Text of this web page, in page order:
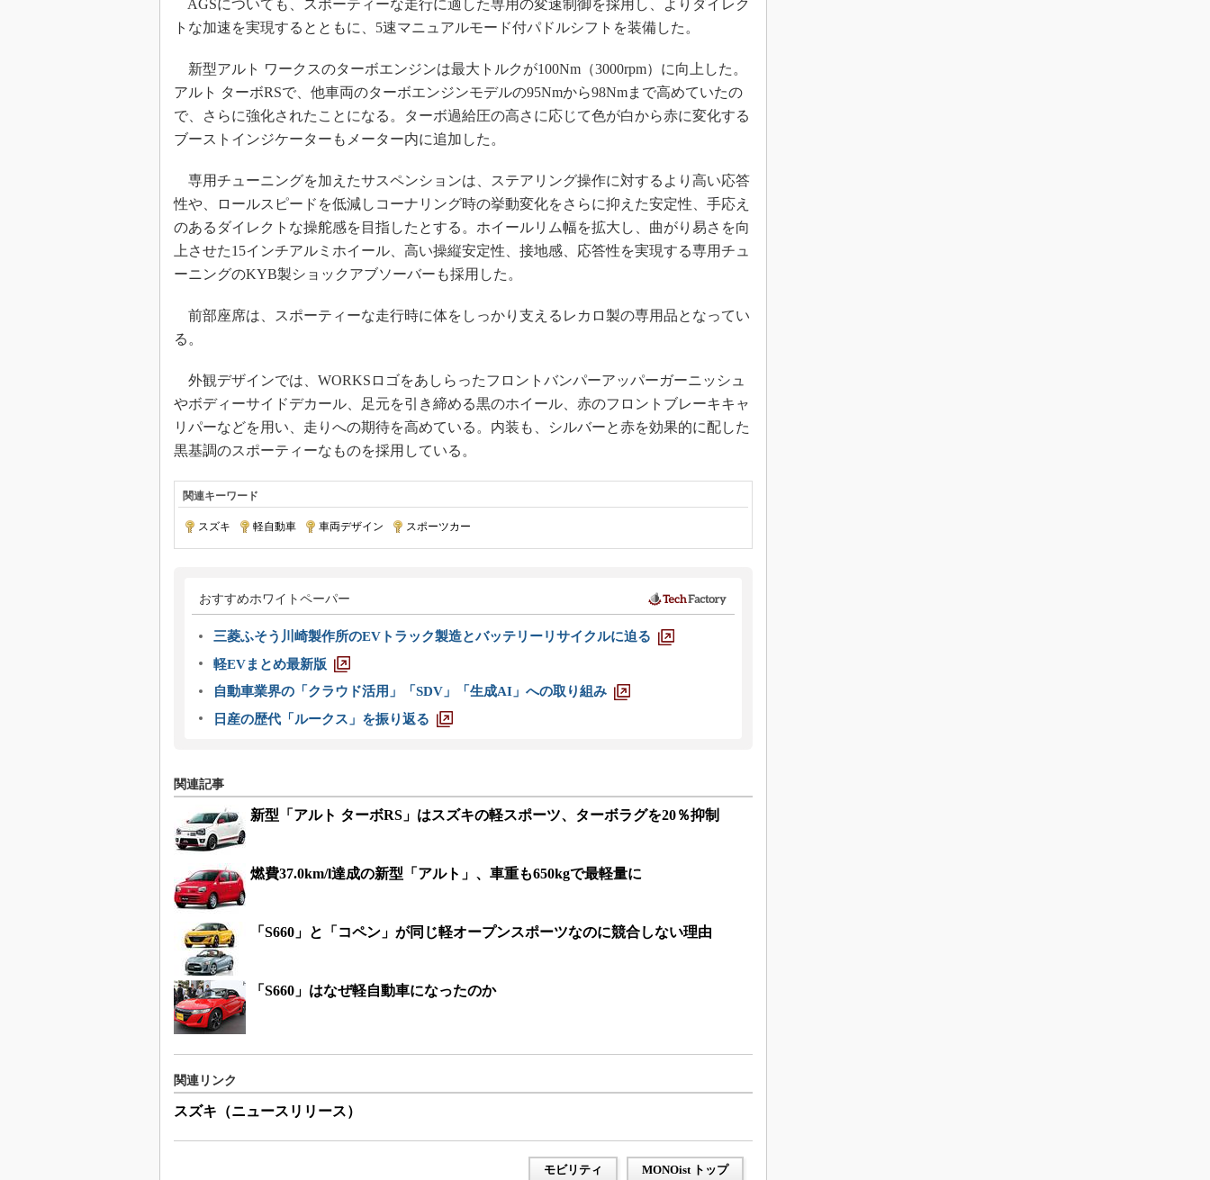
AGSについても、スポーティーな走行に適した専用の変速制御を採用し、よりダイレク
トな加速を実現するとともに、5速マニュアルモード付パドルシフトを装備した。
新型アルト ワークスのターボエンジンは最大トルクが100Nm（3000rpm）に向上した。
アルト ターボRSで、他車両のターボエンジンモデルの95Nmから98Nmまで高めていたの
で、さらに強化されたことになる。ターボ過給圧の高さに応じて色が白から赤に変化する
ブーストインジケーターもメーター内に追加した。
専用チューニングを加えたサスペンションは、ステアリング操作に対するより高い応答
性や、ロールスピードを低減しコーナリング時の挙動変化をさらに抑えた安定性、手応え
のあるダイレクトな操舵感を目指したとする。ホイールリム幅を拡大し、曲がり易さを向
上させた15インチアルミホイール、高い操縦安定性、接地感、応答性を実現する専用チュ
ーニングのKYB製ショックアブソーバーも採用した。
前部座席は、スポーティーな走行時に体をしっかり支えるレカロ製の専用品となってい
る。
外観デザインでは、WORKSロゴをあしらったフロントバンパーアッパーガーニッシュ
やボディーサイドデカール、足元を引き締める黒のホイール、赤のフロントブレーキキャ
リパーなどを用い、走りへの期待を高めている。内装も、シルバーと赤を効果的に配した
黒基調のスポーティーなものを採用している。
関連キーワード
スズキ 軽自動車 車両デザイン スポーツカー
おすすめホワイトペーパー
三菱ふそう川崎製作所のEVトラック製造とバッテリーリサイクルに迫る
軽EVまとめ最新版
自動車業界の「クラウド活用」「SDV」「生成AI」への取り組み
日産の歴代「ルークス」を振り返る
関連記事
新型「アルト ターボRS」はスズキの軽スポーツ、ターボラグを20％抑制
燃費37.0km/l達成の新型「アルト」、車重も650kgで最軽量に
「S660」と「コペン」が同じ軽オープンスポーツなのに競合しない理由
「S660」はなぜ軽自動車になったのか
関連リンク
スズキ（ニュースリリース）
モビリティ MONOist トップ